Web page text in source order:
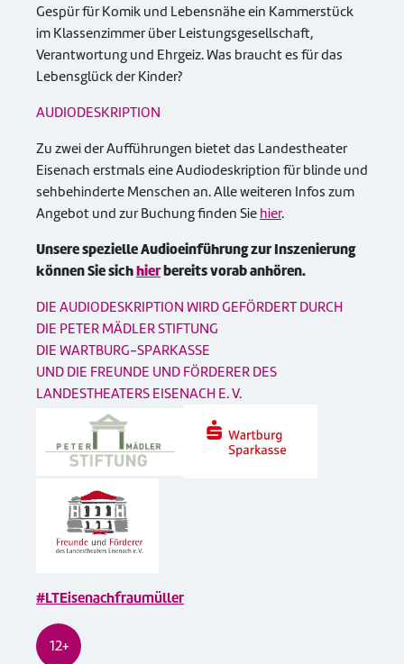
Gespür für Komik und Lebensnähe ein Kammerstück
im Klassenzimmer über Leistungsgesellschaft,
Verantwortung und Ehrgeiz. Was braucht es für das
Lebensglück der Kinder?
AUDIODESKRIPTION
Zu zwei der Aufführungen bietet das Landestheater
Eisenach erstmals eine Audiodeskription für blinde und
sehbehinderte Menschen an. Alle weiteren Infos zum
Angebot und zur Buchung finden Sie hier.
Unsere spezielle Audioeinführung zur Inszenierung
können Sie sichhierbereits vorab anhören.
DIE AUDIODESKRIPTION WIRD GEFÖRDERT DURCH
DIE PETER MÄDLER STIFTUNG
DIE WARTBURG-SPARKASSE
UND DIE FREUNDE UND FÖRDERER DES
LANDESTHEATERS EISENACH E. V.
#LTEisenachfraumüller
12+